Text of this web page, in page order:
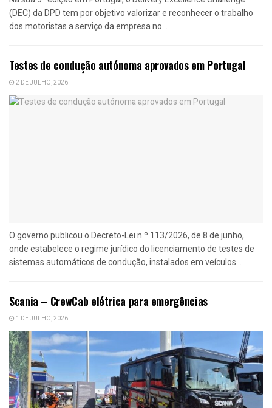
(DEC) da DPD tem por objetivo valorizar e reconhecer o trabalho
dos motoristas a serviço da empresa no...
Testes de condução autónoma aprovados em Portugal
2 DE JULHO, 2026
O governo publicou o Decreto-Lei n.º 113/2026, de 8 de junho,
onde estabelece o regime jurídico do licenciamento de testes de
sistemas automáticos de condução, instalados em veículos...
Scania – CrewCab elétrica para emergências
1 DE JULHO, 2026